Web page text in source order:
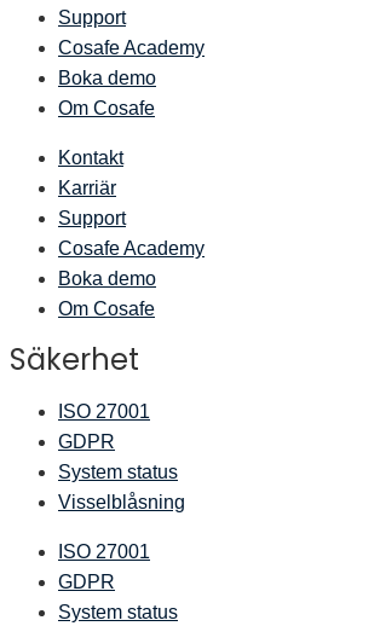
Support
Cosafe Academy
Boka demo
Om Cosafe
Kontakt
Karriär
Support
Cosafe Academy
Boka demo
Om Cosafe
Säkerhet
ISO 27001
GDPR
System status
Visselblåsning
ISO 27001
GDPR
System status